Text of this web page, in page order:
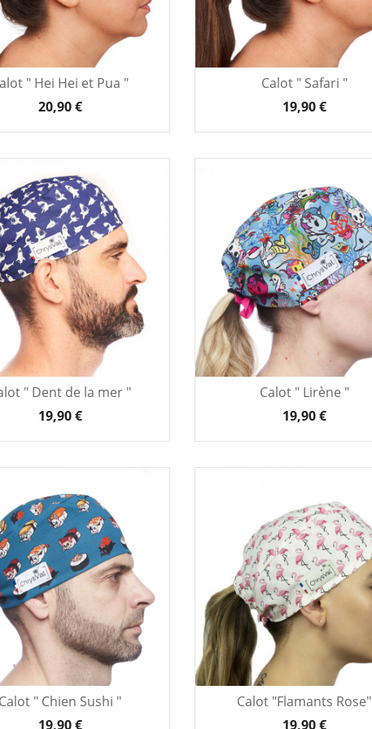
" Hei Hei et Pua "
20,90 €
Calot " Safari "
19,90 €
" Dent de la mer "
19,90 €
Calot " Lirène "
19,90 €
" Chien Sushi "
19,90 €
Calot "Flamants Rose"
19,90 €